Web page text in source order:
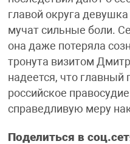
главой округа
мучат сильные боли.
она даже потеряла
тронута визитом
надеется, что главный
российское
справедливую меру
Поделиться в